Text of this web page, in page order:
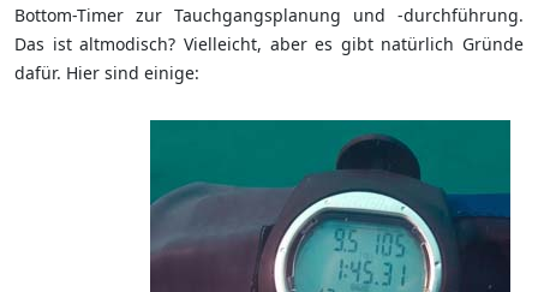
Bottom-Timer zur Tauchgangsplanung und -durchführung.
Das ist altmodisch? Vielleicht, aber es gibt natürlich Gründe
dafür. Hier sind einige: